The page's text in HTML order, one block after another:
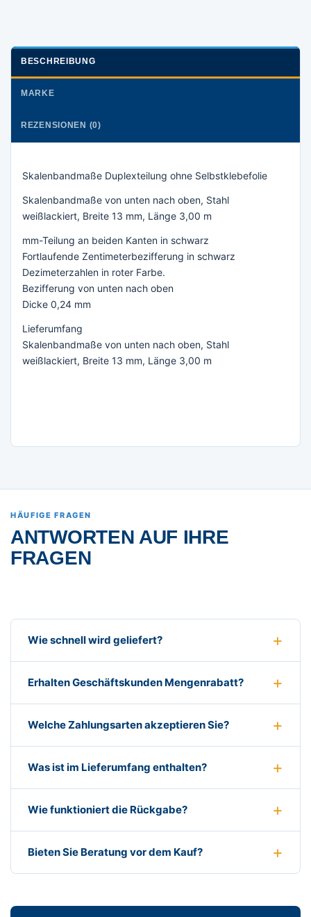
BESCHREIBUNG
MARKE
REZENSIONEN (0)
Skalenbandmaße Duplexteilung ohne Selbstklebefolie
Skalenbandmaße von unten nach oben, Stahl
weißlackiert, Breite 13 mm, Länge 3,00 m
mm-Teilung an beiden Kanten in schwarz
Fortlaufende Zentimeterbezifferung in schwarz
Dezimeterzahlen in roter Farbe.
Bezifferung von unten nach oben
Dicke 0,24 mm
Lieferumfang
Skalenbandmaße von unten nach oben, Stahl
weißlackiert, Breite 13 mm, Länge 3,00 m
HÄUFIGE FRAGEN
ANTWORTEN AUF IHRE
FRAGEN
Wie schnell wird geliefert?
Erhalten Geschäftskunden Mengenrabatt?
Welche Zahlungsarten akzeptieren Sie?
Was ist im Lieferumfang enthalten?
Wie funktioniert die Rückgabe?
Bieten Sie Beratung vor dem Kauf?